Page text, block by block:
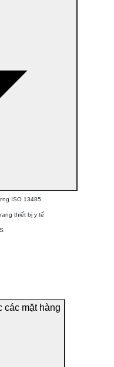
ISO 13485
thiết bị y tế
các mặt hàng